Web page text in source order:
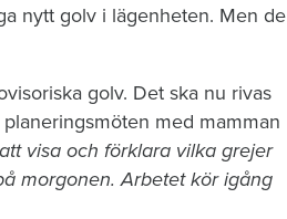
nytt golv i lägenheten. Men de
golv. Det ska nu rivas
med mamman
visa och förklara vilka grejer
morgonen. Arbetet kör igång